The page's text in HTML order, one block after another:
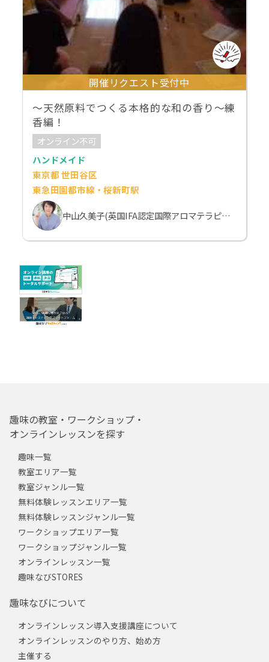
開催リクエスト受付中
～天然原料でつくる本格的な和の香り～練
香編！
オンライン不可
ハンドメイド
東京都 世田谷区
東急田園都市線・桜新町駅
中山久美子(英国IFA認定国際アロマテラピスト）
趣味の教室・ワークショップ・
オンラインレッスンを探す
趣味一覧
教室エリア一覧
教室ジャンル一覧
無料体験レッスンエリア一覧
無料体験レッスンジャンル一覧
ワークショップエリア一覧
ワークショップジャンル一覧
オンラインレッスン一覧
趣味なびSTORES
趣味なびについて
オンラインレッスン導入支援講座について
オンラインレッスンのやり方、始め方
主催する